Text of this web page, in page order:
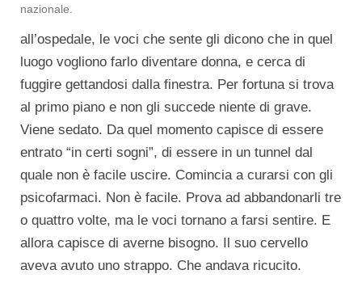
nazionale.
all’ospedale, le voci che sente gli dicono che in quel
luogo vogliono farlo diventare donna, e cerca di
fuggire gettandosi dalla finestra. Per fortuna si trova
al primo piano e non gli succede niente di grave.
Viene sedato. Da quel momento capisce di essere
entrato “in certi sogni”, di essere in un tunnel dal
quale non è facile uscire. Comincia a curarsi con gli
psicofarmaci. Non è facile. Prova ad abbandonarli tre
o quattro volte, ma le voci tornano a farsi sentire. E
allora capisce di averne bisogno. Il suo cervello
aveva avuto uno strappo. Che andava ricucito.